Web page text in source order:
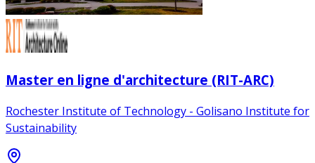
Master en ligne d'architecture (RIT-ARC)
Rochester Institute of Technology - Golisano Institute for
Sustainability